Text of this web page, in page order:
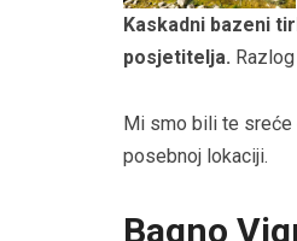
Kaskadni bazeni
posjetitelja.
Mi smo bili te sreće
posebnoj lokaciji.
Bagno